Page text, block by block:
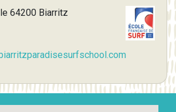
64200 Biarritz